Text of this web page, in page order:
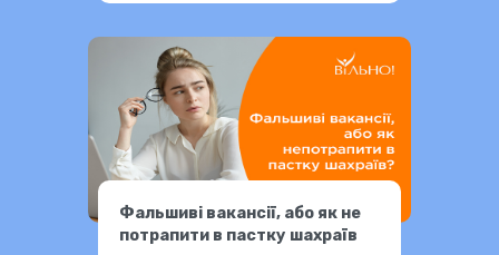
Фальшиві вакансії, або як не
потрапити в пастку шахраїв